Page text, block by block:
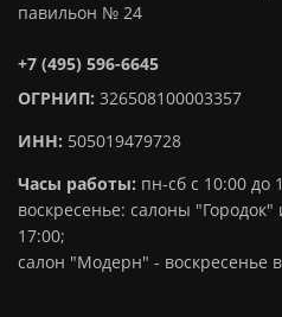
павильон № 24
+7 (495) 596-6645
ОГРНИП: 326508100003357
ИНН: 505019479728
Часы работы: пн-сб с 10:00 до
воскресенье: салоны
17:00;
салон "Модерн" - воскресенье